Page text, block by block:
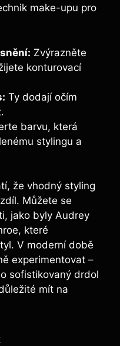
make-upu pro
Zvýrazněte
konturovací
Ty dodají očím
barvu, která
stylingu a
že vhodný styling
Můžete se
jako byly Audrey
které
V moderní době
experimentovat –
sofistikovaný drdol
mít na